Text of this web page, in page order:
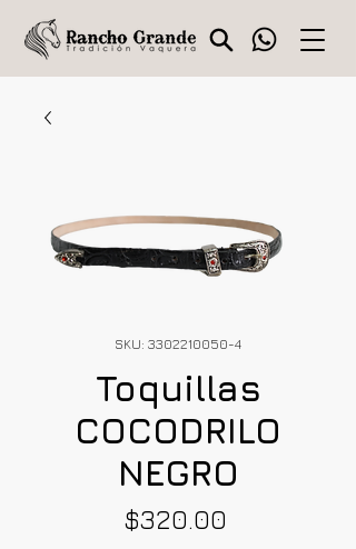
SKU: 3302210050-4
Toquillas
COCODRILO
NEGRO
$320.00